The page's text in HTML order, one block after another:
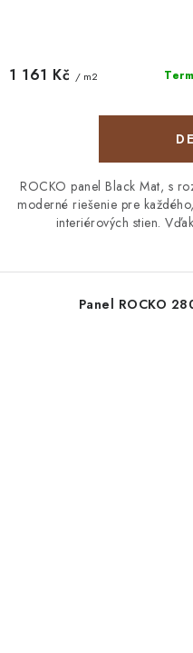
1 161 Kč / m2
ROCKO panel Black Mat, s
moderné riešenie pre
interiérových stien.
Panel ROCKO